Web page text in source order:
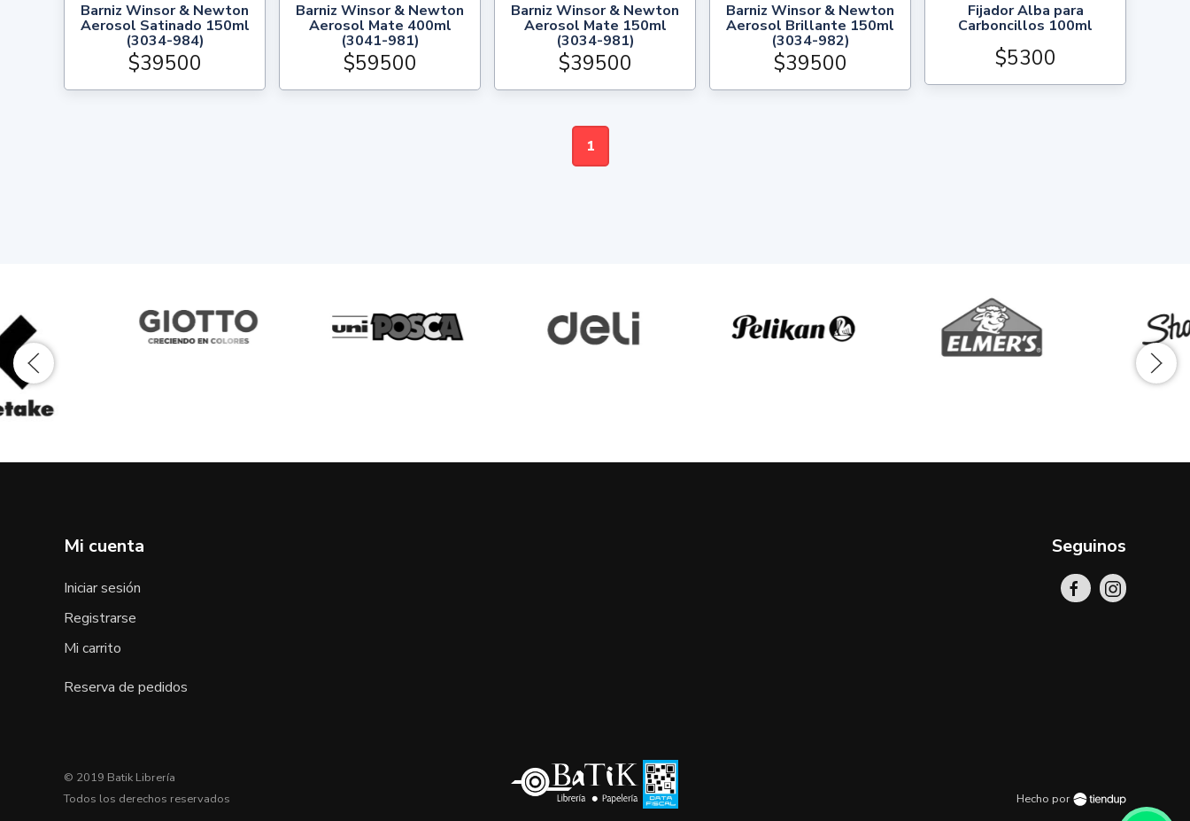
Barniz Winsor & Newton
Aerosol Satinado 150ml
(3034-984)
$39500
Barniz Winsor & Newton
Aerosol Mate 400ml
(3041-981)
$59500
Barniz Winsor & Newton
Aerosol Mate 150ml
(3034-981)
$39500
Barniz Winsor & Newton
Aerosol Brillante 150ml
(3034-982)
$39500
Fijador Alba para
Carboncillos 100ml
$5300
1
Mi cuenta
Iniciar sesión
Registrarse
Mi carrito
Reserva de pedidos
Seguinos
© 2019 Batik Librería
Todos los derechos reservados
Hecho por